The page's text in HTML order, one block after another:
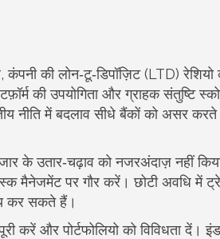
की लोन‑टू‑डिपॉज़िट (LTD)
की उपयोगिता और ग्राहक संतुष्टि
नीति में बदलाव सीधे बैंकों को असर
के उतार‑चढ़ाव को नजरअंदाज़ नहीं
मैनेजमेंट पर गौर करें। छोटी अवधि में
कर सकते हैं।
करें और पोर्टफोलियो को विविधता